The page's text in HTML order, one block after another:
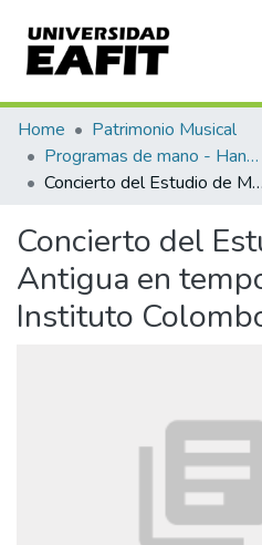
Communities & Collections
All of DSpace
Home
Patrimonio Musical
Programas de mano - Hand programs
Concierto del Estudio de Música Antigua en temporada del Instituto Colombo Alemán
Concierto del
Antigua en
Instituto